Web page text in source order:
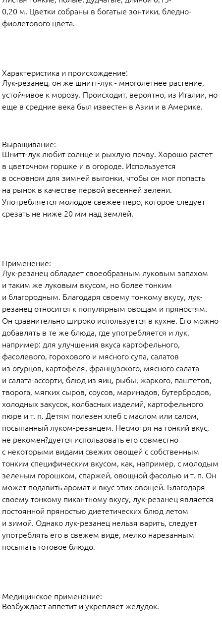
0,20 м. Цветки собраны в богатые зонтики, бледно-
фиолетового цвета.
Характеристика и происхождение:
Лук-резанец, он же шнитт-лук - многолетнее растение,
устойчивое к морозу. Происходит, вероятно, из Италии, но
еще в средние века был известен в Азии и в Америке.
Выращивание:
Шнитт-лук любит солнце и рыхлую почву. Хорошо растет
в цветочном горшке и в огороде. Используется
в основном для зимней выгонки, чтобы он мог попасть
на рынок в качестве первой весенней зелени.
Употребляется молодое свежее перо, которое следует
срезать не ниже 20 мм над землей.
Применение:
Лук-резанец обладает своеобразным луковым запахом
и таким же луковым вкусом, но более тонким
и благородным. Благодаря своему тонкому вкусу, лук-
резанец относится к популярным овощам и пряностям.
Он сравнительно широко используется в кухне. Его можно
добавлять в те же блюда, где употребляется и лук,
например: для улучшения вкуса картофельного,
фасолевого, горохового и мясного супа, салатов
из огурцов, картофеля, французского, мясного салата
и салата-ассорти, блюд из яиц, рыбы, жаркого, паштетов,
творога, мягких сыров, соусов, маринадов, бутербродов,
холодных закусок, колбасных изделий, картофельного
пюре и т. п. Детям полезен хлеб с маслом или салом,
посыпанный луком-резанцем. Несмотря на тонкий вкус,
не рекомен?дуется использовать его совместно
с некоторыми видами свежих овощей с собственным
тонким специфическим вкусом, как, например, с молодым
зеленым горошком, спаржей, овощной фасолью и т. п. Он
может подавить аромат и вкус этих овощей. Благодаря
своему тонкому пикантному вкусу, лук-резанец является
постоянной пряностью диететических блюд летом
и зимой. Однако лук-резанец нельзя варить, следует
употреблять его в свежем виде, мелко нарезанным
посыпать готовое блюдо.
Медицинское применение:
Возбуждает аппетит и укрепляет желудок.